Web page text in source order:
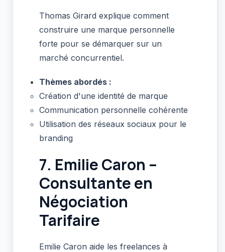
Thomas Girard explique comment
construire une marque personnelle
forte pour se démarquer sur un
marché concurrentiel.
Thèmes abordés :
Création d'une identité de marque
Communication personnelle cohérente
Utilisation des réseaux sociaux pour le
branding
7. Emilie Caron –
Consultante en
Négociation
Tarifaire
Emilie Caron aide les freelances à